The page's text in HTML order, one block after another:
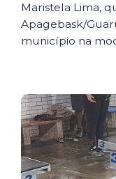
Maristela Lima,
Apagebask/
município na